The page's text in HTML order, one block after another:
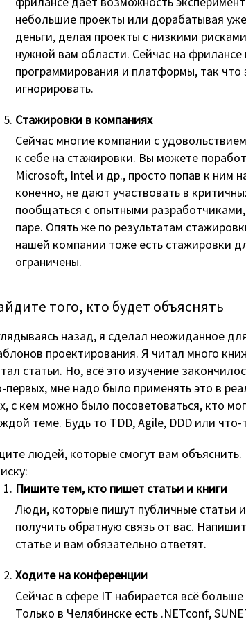
небольшие проекты или дорабатывая
деньги, делая проекты с низкими
нужной вам области. Сейчас на
программирования и платформы, так что
игнорировать.
Стажировки в компаниях
Сейчас многие компании с
к себе на стажировки. Вы можете
Microsoft, Intel и др., просто попав к ним
конечно, не дают участвовать в
пообщаться с опытными
паре. Опять же по результатам
нашей компании тоже есть стажировки
ограничены.
того, кто будет объяснять
назад, я сделал неожиданное
проектирования. Я читал много
статьи. Но, всё это изучение
первых, мне надо было применять это в
с кем можно было посоветоваться, кто
теме. Будь то TDD, Agile, DDD или что-
людей, которые смогут вам объяснить.
Пишите тем, кто пишет статьи и книги
Люди, которые пишут публичные статьи
получить обратную связь от вас.
статье и вам обязательно ответят.
Ходите на конференции
Сейчас в сфере IT набирается всё
Только в Челябинске есть .NETconf,